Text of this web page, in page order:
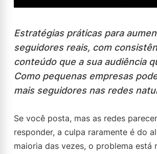
Estratégias práticas para
seguidores reais, com
conteúdo que a sua audiência
Como pequenas empresas
mais seguidores nas redes
Se você posta, mas as redes
responder, a culpa raramente é do
maioria das vezes, o problema está